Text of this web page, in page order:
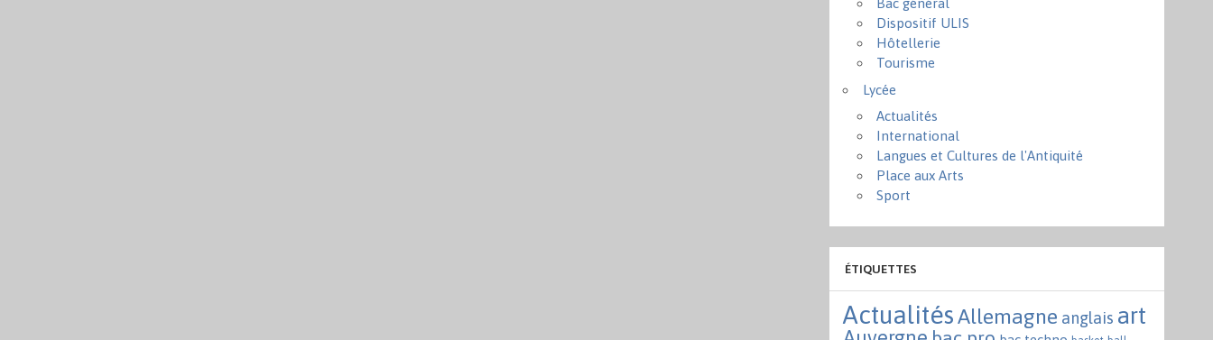
Bac général
Dispositif ULIS
Hôtellerie
Tourisme
Lycée
Actualités
International
Langues et Cultures de l'Antiquité
Place aux Arts
Sport
ÉTIQUETTES
Actualités Allemagne anglais art